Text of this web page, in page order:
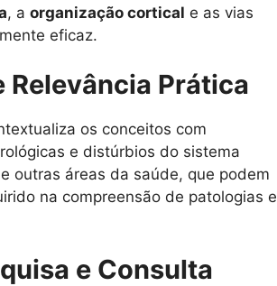
, a organização cortical e as vias
eficaz.
Relevância Prática
os conceitos com
e distúrbios do sistema
outras áreas da saúde, que podem
na compreensão de patologias e
e Consulta